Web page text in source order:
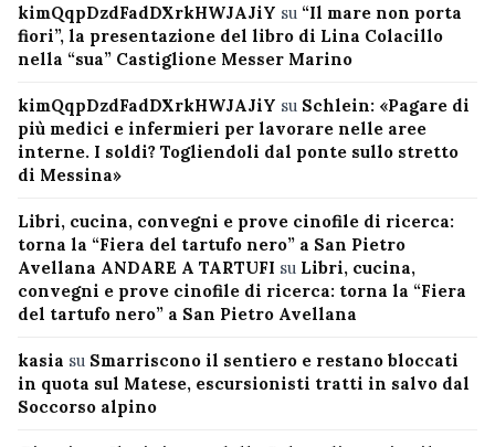
kimQqpDzdFadDXrkHWJAJiY su “Il mare non porta
fiori”, la presentazione del libro di Lina Colacillo
nella “sua” Castiglione Messer Marino
kimQqpDzdFadDXrkHWJAJiY su Schlein: «Pagare di
più medici e infermieri per lavorare nelle aree
interne. I soldi? Togliendoli dal ponte sullo stretto
di Messina»
Libri, cucina, convegni e prove cinofile di ricerca:
torna la “Fiera del tartufo nero” a San Pietro
Avellana ANDARE A TARTUFI su Libri, cucina,
convegni e prove cinofile di ricerca: torna la “Fiera
del tartufo nero” a San Pietro Avellana
kasia su Smarriscono il sentiero e restano bloccati
in quota sul Matese, escursionisti tratti in salvo dal
Soccorso alpino